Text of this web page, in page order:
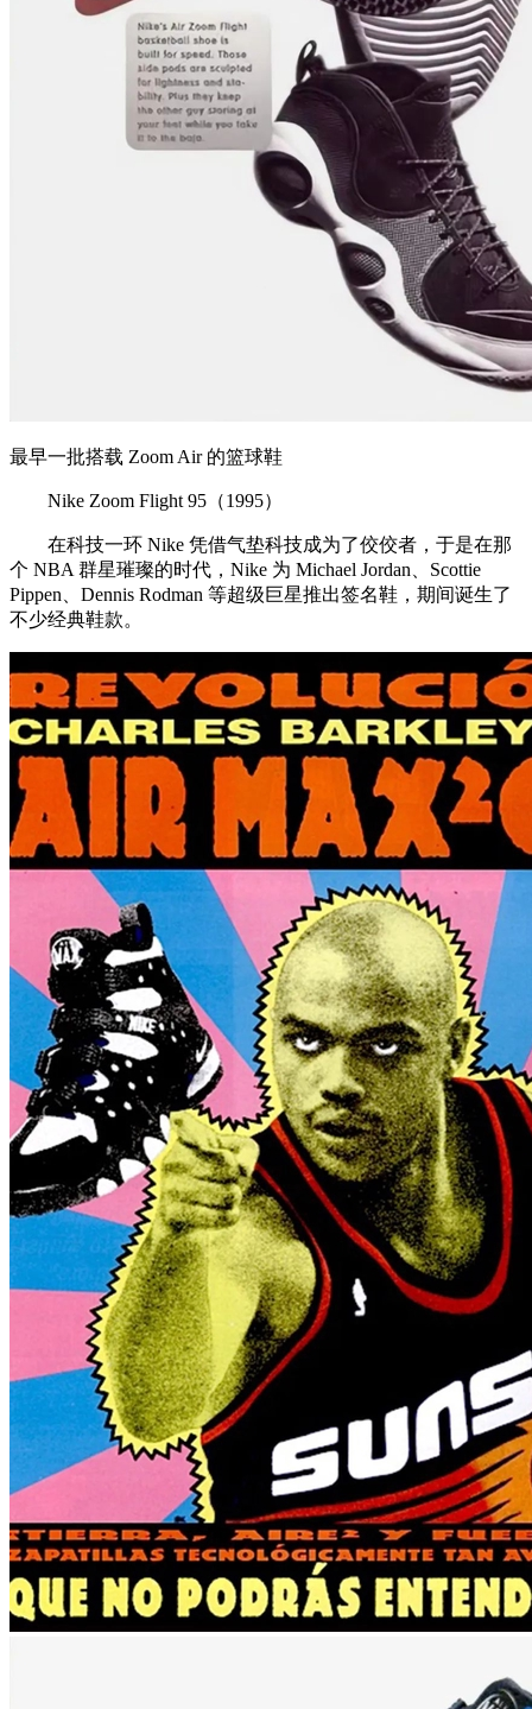
最早一批搭载 Zoom Air 的篮球鞋
Nike Zoom Flight 95（1995）
在科技一环 Nike 凭借气垫科技成为了佼佼者，于是在那
个 NBA 群星璀璨的时代，Nike 为 Michael Jordan、Scottie
Pippen、Dennis Rodman 等超级巨星推出签名鞋，期间诞生了
不少经典鞋款。